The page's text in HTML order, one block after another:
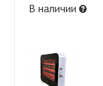
В наличии